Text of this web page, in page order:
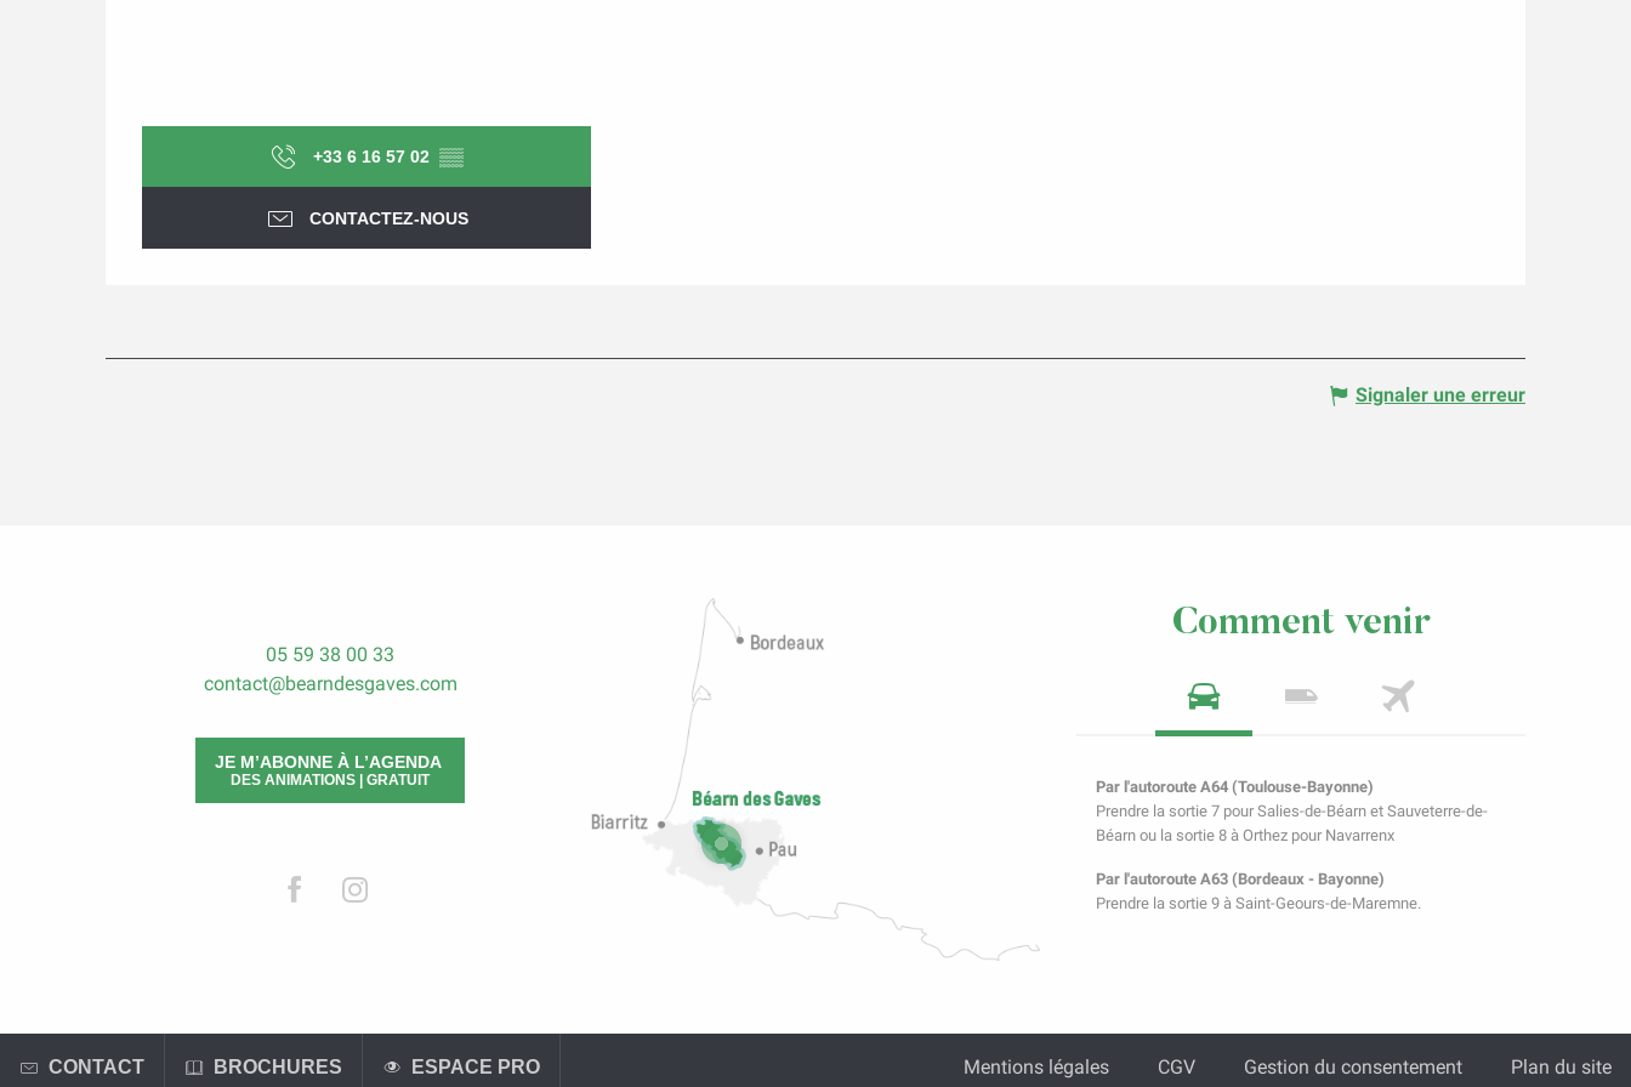
+33 6 16 57 02 ▒▒
CONTACTEZ-NOUS
Signaler une erreur
05 59 38 00 33
contact@bearndesgaves.com
JE M’ABONNE À L’AGENDA
DES ANIMATIONS | GRATUIT
Comment venir
Par l'autoroute A64 (Toulouse-Bayonne)
Prendre la sortie 7 pour Salies-de-Béarn et Sauveterre-de-
Béarn ou la sortie 8 à Orthez pour Navarrenx
Par l'autoroute A63 (Bordeaux - Bayonne)
Prendre la sortie 9 à Saint-Geours-de-Maremne.
CONTACT BROCHURES ESPACE PRO Mentions légales CGV Gestion du consentement Plan du site